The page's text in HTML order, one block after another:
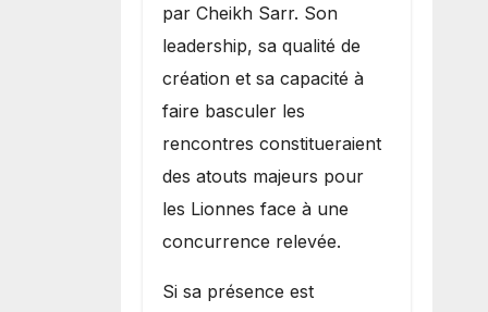
par Cheikh Sarr. Son
leadership, sa qualité de
création et sa capacité à
faire basculer les
rencontres constitueraient
des atouts majeurs pour
les Lionnes face à une
concurrence relevée.
Si sa présence est